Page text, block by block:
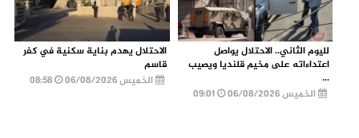
لليوم الثاني.. الاحتلال يواصل
اعتداءاته على مخيم قلنديا ويصيب
...
الخميس 06/08/2026
الاحتلال يهدم بناية سكنية في كفر
قاسم
الخميس 06/08/2026
08:58